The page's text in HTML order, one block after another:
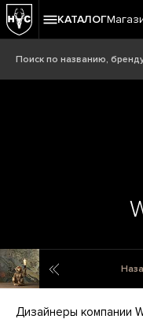
КАТАЛОГ
Werner Voss
Дизайнеры компании